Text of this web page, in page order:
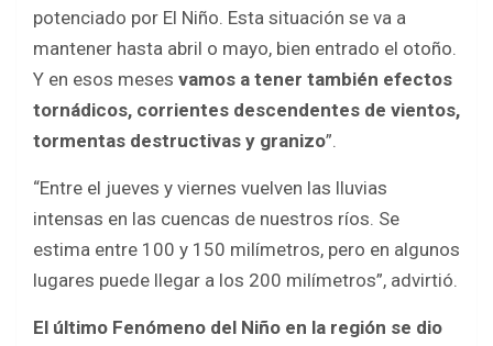
potenciado por El Niño. Esta situación se va a
mantener hasta abril o mayo, bien entrado el otoño.
Y en esos meses vamos a tener también efectos
tornádicos, corrientes descendentes de vientos,
tormentas destructivas y granizo”.
“Entre el jueves y viernes vuelven las lluvias
intensas en las cuencas de nuestros ríos. Se
estima entre 100 y 150 milímetros, pero en algunos
lugares puede llegar a los 200 milímetros”, advirtió.
El último Fenómeno del Niño en la región se dio